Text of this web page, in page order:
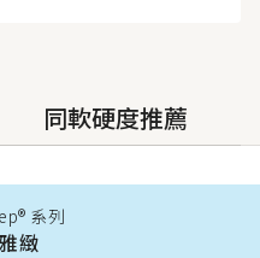
同軟硬度推薦
系列
雅緻
系列
雅緻